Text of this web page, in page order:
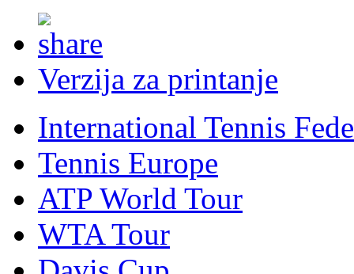
Verzija za printanje
International Tennis
Tennis Europe
ATP World Tour
WTA Tour